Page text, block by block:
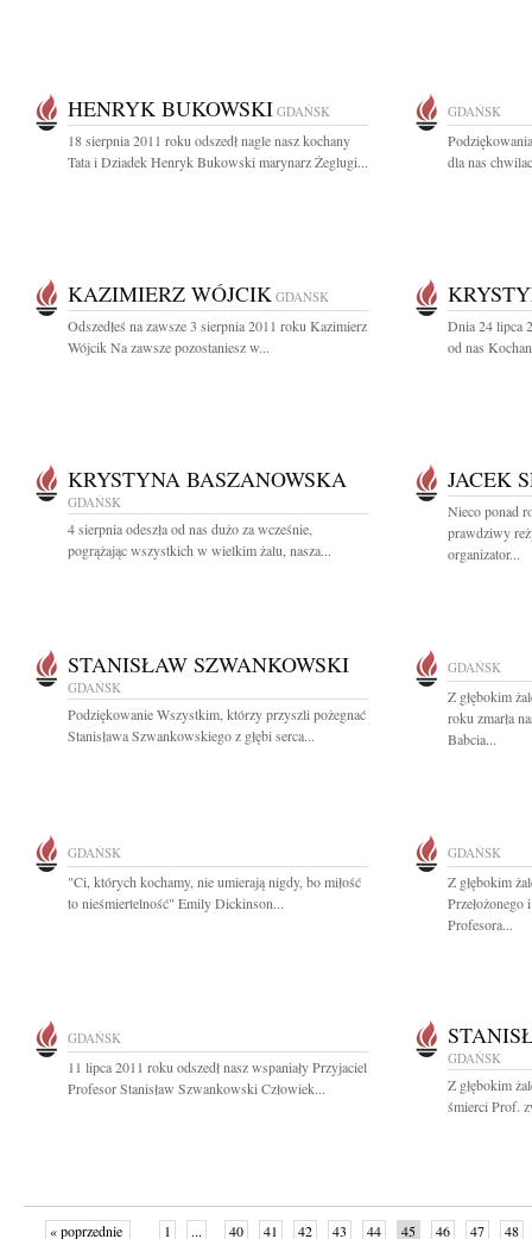
HENRYK BUKOWSKI GDAŃSK
18 sierpnia 2011 roku odszedł nagle nasz kochany
Tata i Dziadek Henryk Bukowski marynarz Żeglugi...
GDAŃSK
dla nas
KAZIMIERZ WÓJCIK GDAŃSK
Odszedłeś na zawsze 3 sierpnia 2011 roku Kazimierz
Wójcik Na zawsze pozostaniesz w...
Dnia 24 lipca
od nas
KRYSTYNA BASZANOWSKA
GDAŃSK
4 sierpnia odeszła od nas dużo za wcześnie,
pogrążając wszystkich w wielkim żalu, nasza...
JACEK
Nieco ponad
prawdziwy
organizator...
STANISŁAW SZWANKOWSKI
GDAŃSK
Podziękowanie Wszystkim, którzy przyszli pożegnać
Stanisława Szwankowskiego z głębi serca...
GDAŃSK
Z głębokim
roku zmarła
Babcia...
GDAŃSK
"Ci, których kochamy, nie umierają nigdy, bo miłość
to nieśmiertelność" Emily Dickinson...
GDAŃSK
Z głębokim
Przełożonego
Profesora...
GDAŃSK
11 lipca 2011 roku odszedł nasz wspaniały Przyjaciel
Profesor Stanisław Szwankowski Człowiek...
GDAŃSK
Z głębokim
śmierci Prof.
« poprzednie 1 ... 40 41 42 43 44 45 46 47 48